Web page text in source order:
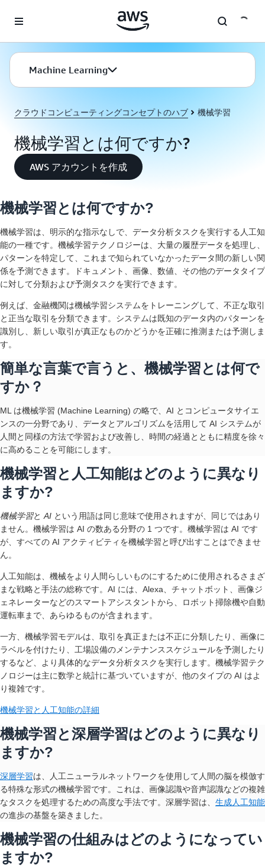
Machine Learning
クラウドコンピューティングコンセプトのハブ 機械学習
機械学習とは何ですか?
AWS アカウントを作成
機械学習とは何ですか?
機械学習は、明示的な指示なしで、データ分析タスクを実行する人工知
能の一種です。機械学習テクノロジーは、大量の履歴データを処理し、
パターンを特定して、これまで知られていなかったデータ間の新しい関
係を予測できます。ドキュメント、画像、数値、その他のデータタイプ
に対して分類および予測タスクを実行できます。
例えば、金融機関は機械学習システムをトレーニングして、不正な取引
と正当な取引を分類できます。システムは既知のデータ内のパターンを
識別し、新しい取引が真正なものかどうかを正確に推測または予測しま
す。
簡単な言葉で言うと、機械学習とは何で
すか？
ML は機械学習 (Machine Learning) の略で、AI とコンピュータサイエ
ンスの一分野であり、データとアルゴリズムを活用して AI システムが
人間と同様の方法で学習および改善し、時間の経過とともに精度を徐々
に高めることを可能にします。
機械学習と人工知能はどのように異なり
ますか?
機械学習と AI という用語は同じ意味で使用されますが、同じではあり
ません。機械学習は AI の数ある分野の 1 つです。機械学習は AI です
が、すべての AI アクティビティを機械学習と呼び出すことはできませ
ん。
人工知能は、機械をより人間らしいものにするために使用されるさまざ
まな戦略と手法の総称です。AI には、Alexa、チャットボット、画像ジ
ェネレーターなどのスマートアシスタントから、ロボット掃除機や自動
運転車まで、あらゆるものが含まれます。
一方、機械学習モデルは、取引を真正または不正に分類したり、画像に
ラベルを付けたり、工場設備のメンテナンススケジュールを予測したり
するなど、より具体的なデータ分析タスクを実行します。機械学習テク
ノロジーは主に数学と統計に基づいていますが、他のタイプの AI はよ
り複雑です。
機械学習と人工知能の詳細
機械学習と深層学習はどのように異なり
ますか?
深層学習は、人工ニューラルネットワークを使用して人間の脳を模倣す
る特殊な形式の機械学習です。これは、画像認識や音声認識などの複雑
なタスクを処理するための高度な手法です。深層学習は、 生成人工知能
の進歩の基盤を築きました。
機械学習の仕組みはどのようになってい
ますか?